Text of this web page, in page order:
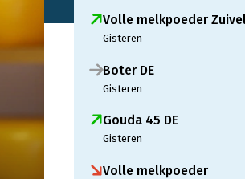
Volle melkpoeder
Gisteren
Boter DE
Gisteren
Gouda 45 DE
Gisteren
Volle melkpoeder